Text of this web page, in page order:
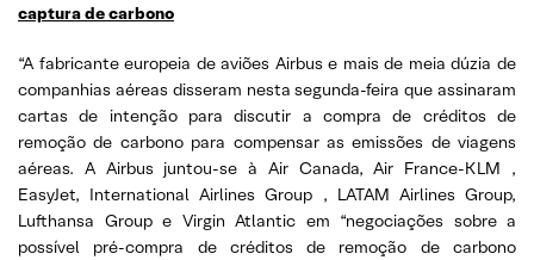
captura de carbono
“A fabricante europeia de aviões Airbus e mais de meia dúzia de
companhias aéreas disseram nesta segunda-feira que assinaram
cartas de intenção para discutir a compra de créditos de
remoção de carbono para compensar as emissões de viagens
aéreas. A Airbus juntou-se à Air Canada, Air France-KLM ,
EasyJet, International Airlines Group , LATAM Airlines Group,
Lufthansa Group e Virgin Atlantic em “negociações sobre a
possível pré-compra de créditos de remoção de carbono